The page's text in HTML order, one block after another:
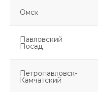
Омск
Павловский
Посад
Петропавловск-
Камчатский